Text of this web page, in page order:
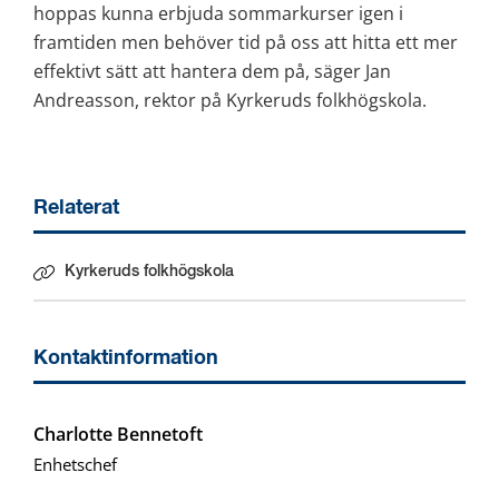
hoppas kunna erbjuda sommarkurser igen i
framtiden men behöver tid på oss att hitta ett mer
effektivt sätt att hantera dem på, säger Jan
Andreasson, rektor på Kyrkeruds folkhögskola.
Relaterat
Kyrkeruds folkhögskola
Kontaktinformation
Charlotte Bennetoft
Enhetschef